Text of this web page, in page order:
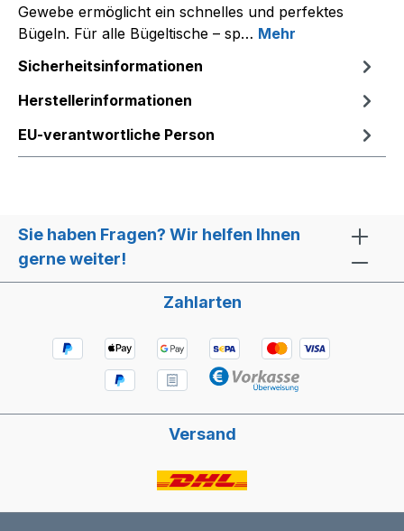
Gewebe ermöglicht ein schnelles und perfektes
Bügeln. Für alle Bügeltische – sp… Mehr
Sicherheitsinformationen
Herstellerinformationen
EU-verantwortliche Person
Sie haben Fragen? Wir helfen Ihnen
gerne weiter!
Zahlarten
Versand